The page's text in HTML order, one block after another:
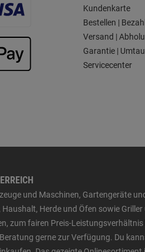
Kundenkarte
Bestellen |
Versand |
Garantie |
Servicecenter
und Maschinen, Gartengeräte
Herde und Öfen sowie
zum fairen Preis-
gerne zur Verfügung. Du